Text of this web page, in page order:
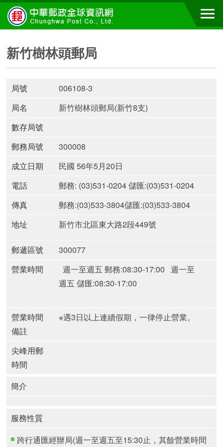
新竹樹林頭郵局
局號
006108-3
局名
新竹樹林頭郵局(新竹8支)
數存局號
郵務局號
300008
成立日期
民國 56年5月20日
電話
郵務: (03)531-0204 儲匯:(03)531-0204
傳真
郵務:(03)533-3804儲匯:(03)533-3804
地址
新竹市北區東大路2段449號
郵遞區號
300077
營業時間
週一至週五 郵務:08:30-17:00 週一至
週五 儲匯:08:30-17:00
營業時間
備註
※遇3日以上連續假期，一律停止營業。
尖峰用郵
時間
簡介
服務性質
跨行通匯經辦局(週一至週五至15:30止，其餘營業時間